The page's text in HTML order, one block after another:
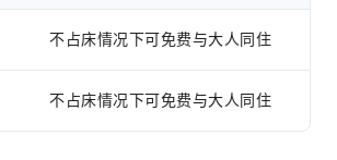
不占床情况下可免费与大人同住
不占床情况下可免费与大人同住